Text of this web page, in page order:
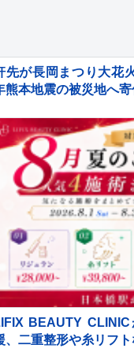
先が長岡まつり大花
熊本地震の被災地へ寄
BEAUTY
、二重整形や糸リフ